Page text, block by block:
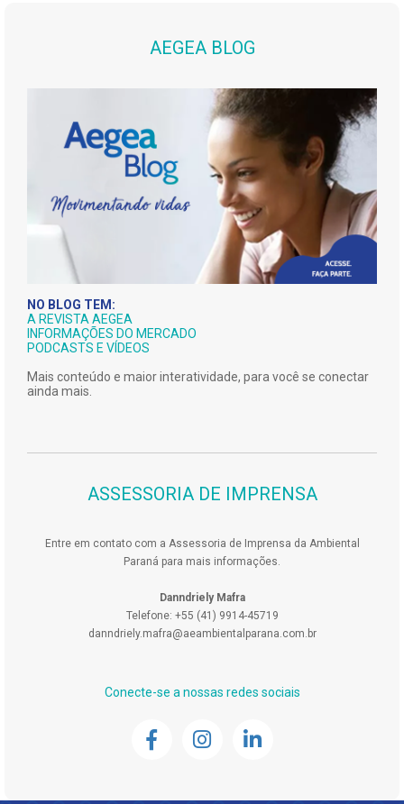
AEGEA BLOG
NO BLOG TEM:
A REVISTA AEGEA
INFORMAÇÕES DO MERCADO
PODCASTS E VÍDEOS
Mais conteúdo e maior interatividade, para você se conectar
ainda mais.
ASSESSORIA DE IMPRENSA
Entre em contato com a Assessoria de Imprensa da Ambiental
Paraná para mais informações.
Danndriely Mafra
Telefone: +55 (41) 9914-45719
danndriely.mafra@aeambientalparana.com.br
Conecte-se a nossas redes sociais